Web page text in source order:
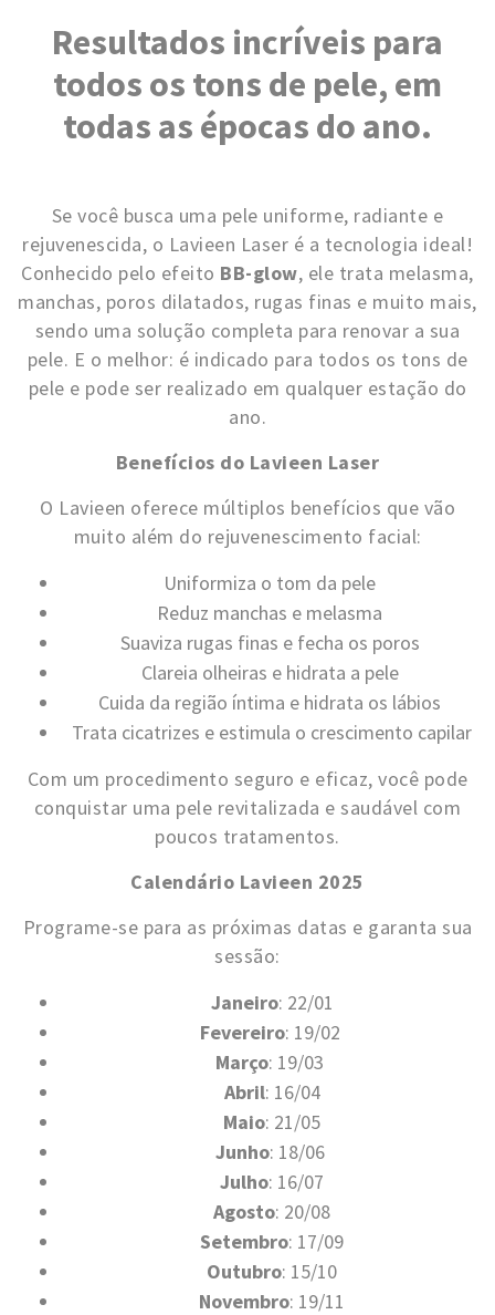
Resultados incríveis para
todos os tons de pele, em
todas as épocas do ano.
Se você busca uma pele uniforme, radiante e
rejuvenescida, o Lavieen Laser é a tecnologia ideal!
Conhecido pelo efeito BB-glow, ele trata melasma,
manchas, poros dilatados, rugas finas e muito mais,
sendo uma solução completa para renovar a sua
pele. E o melhor: é indicado para todos os tons de
pele e pode ser realizado em qualquer estação do
ano.
Benefícios do Lavieen Laser
O Lavieen oferece múltiplos benefícios que vão
muito além do rejuvenescimento facial:
Uniformiza o tom da pele
Reduz manchas e melasma
Suaviza rugas finas e fecha os poros
Clareia olheiras e hidrata a pele
Cuida da região íntima e hidrata os lábios
Trata cicatrizes e estimula o crescimento capilar
Com um procedimento seguro e eficaz, você pode
conquistar uma pele revitalizada e saudável com
poucos tratamentos.
Calendário Lavieen 2025
Programe-se para as próximas datas e garanta sua
sessão:
Janeiro: 22/01
Fevereiro: 19/02
Março: 19/03
Abril: 16/04
Maio: 21/05
Junho: 18/06
Julho: 16/07
Agosto: 20/08
Setembro: 17/09
Outubro: 15/10
Novembro: 19/11